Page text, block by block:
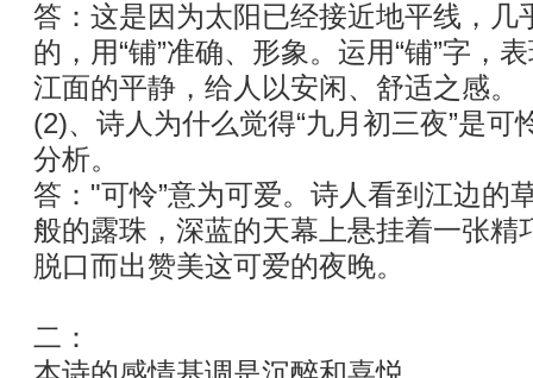
答：这是因为太阳已经接近地平线，几
的，用“铺”准确、形象。运用“铺”字，
江面的平静，给人以安闲、舒适之感。
(2)、诗人为什么觉得“九月初三夜”是
分析。
答："可怜”意为可爱。诗人看到江边的
般的露珠，深蓝的天幕上悬挂着一张精
脱口而出赞美这可爱的夜晚。
二：